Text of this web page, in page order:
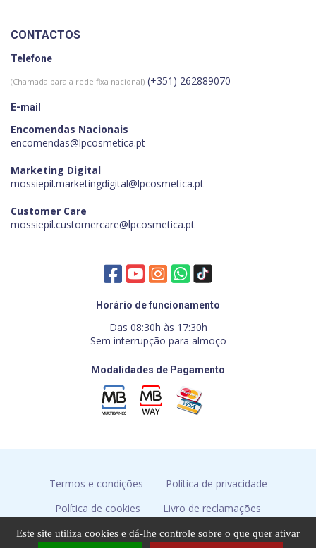
CONTACTOS
Telefone
(Chamada para a rede fixa nacional) (+351) 262889070
E-mail
Encomendas Nacionais
encomendas@lpcosmetica.pt
Marketing Digital
mossiepil.marketingdigital@lpcosmetica.pt
Customer Care
mossiepil.customercare@lpcosmetica.pt
Horário de funcionamento
Das 08:30h às 17:30h
Sem interrupção para almoço
Modalidades de Pagamento
Termos e condições
Política de privacidade
Política de cookies
Livro de reclamações
Resolução de conflitos
Este site utiliza cookies e dá-lhe controle sobre o que quer ativar